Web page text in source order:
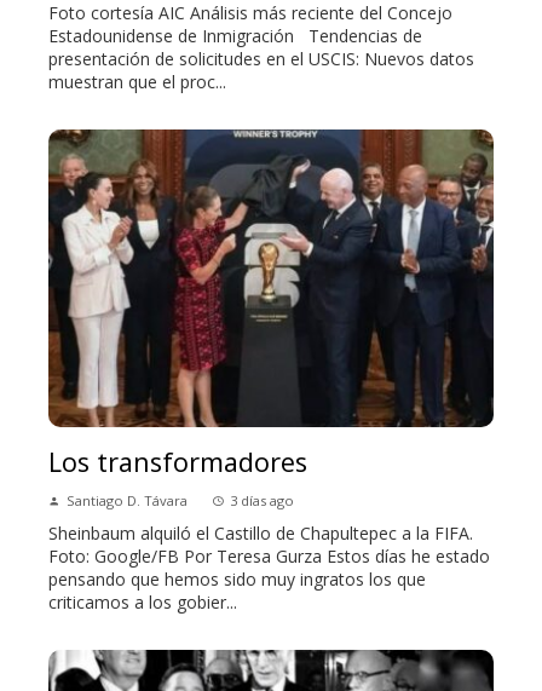
Foto cortesía AIC Análisis más reciente del Concejo
Estadounidense de Inmigración Tendencias de
presentación de solicitudes en el USCIS: Nuevos datos
muestran que el proc...
Los transformadores
Santiago D. Távara 3 días ago
Sheinbaum alquiló el Castillo de Chapultepec a la FIFA.
Foto: Google/FB Por Teresa Gurza Estos días he estado
pensando que hemos sido muy ingratos los que
criticamos a los gobier...